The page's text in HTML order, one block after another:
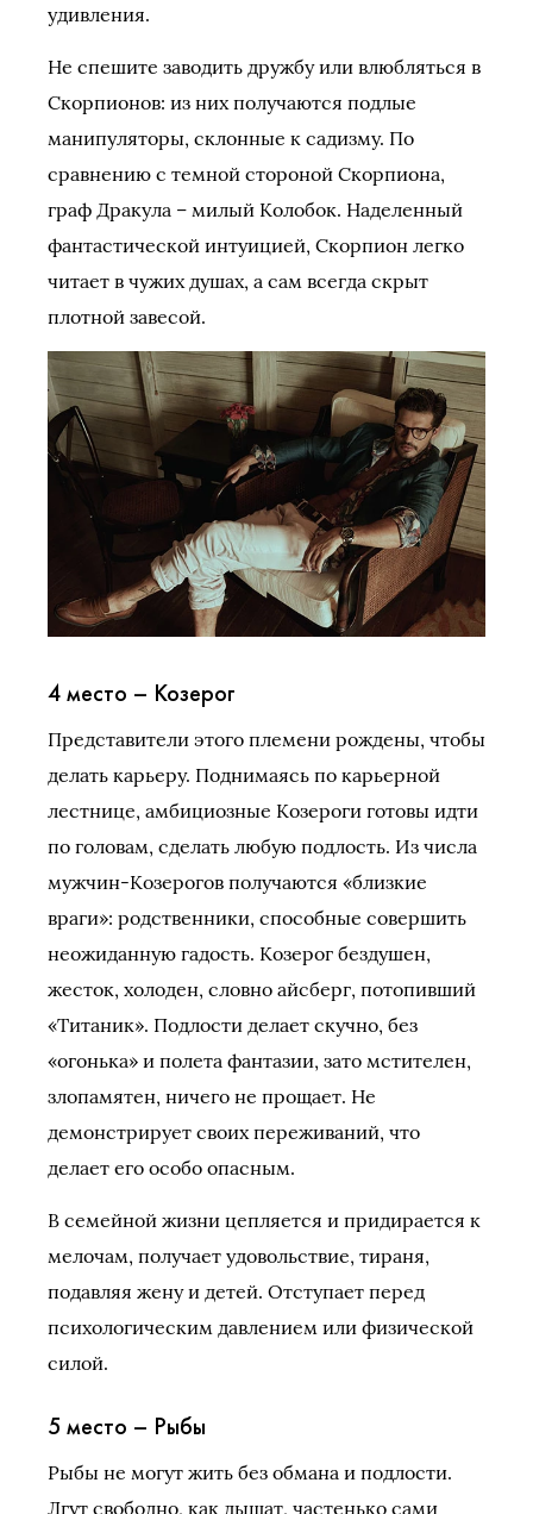
удивления.
Не спешите заводить дружбу или влюбляться в
Скорпионов: из них получаются подлые
манипуляторы, склонные к садизму. По
сравнению с темной стороной Скорпиона,
граф Дракула – милый Колобок. Наделенный
фантастической интуицией, Скорпион легко
читает в чужих душах, а сам всегда скрыт
плотной завесой.
4 место – Козерог
Представители этого племени рождены, чтобы
делать карьеру. Поднимаясь по карьерной
лестнице, амбициозные Козероги готовы идти
по головам, сделать любую подлость. Из числа
мужчин-Козерогов получаются «близкие
враги»: родственники, способные совершить
неожиданную гадость. Козерог бездушен,
жесток, холоден, словно айсберг, потопивший
«Титаник». Подлости делает скучно, без
«огонька» и полета фантазии, зато мстителен,
злопамятен, ничего не прощает. Не
демонстрирует своих переживаний, что
делает его особо опасным.
В семейной жизни цепляется и придирается к
мелочам, получает удовольствие, тираня,
подавляя жену и детей. Отступает перед
психологическим давлением или физической
силой.
5 место – Рыбы
Рыбы не могут жить без обмана и подлости.
Лгут свободно, как дышат, частенько сами